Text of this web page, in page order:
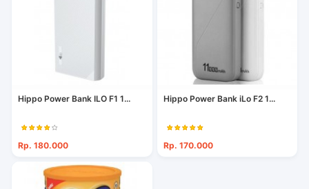
Hippo Power Bank ILO F1 1...
Rp. 180.000
Hippo Power Bank iLo F2 1...
Rp. 170.000